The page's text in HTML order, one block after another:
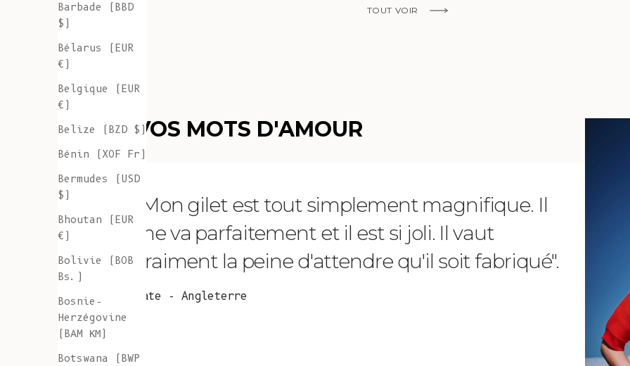
Barbade (BBD
$)
Bélarus (EUR
€)
Belgique (EUR
€)
Belize (BZD $)
Bénin (XOF Fr)
Bermudes (USD
$)
Bhoutan (EUR
€)
Bolivie (BOB
Bs.)
Bosnie-
Herzégovine
(BAM КМ)
Botswana (BWP
TOUT VOIR
VOS MOTS D'AMOUR
"Mon gilet est tout simplement magnifique. Il
me va parfaitement et il est si joli. Il vaut
vraiment la peine d'attendre qu'il soit fabriqué".
Kate - Angleterre
reçu
vos